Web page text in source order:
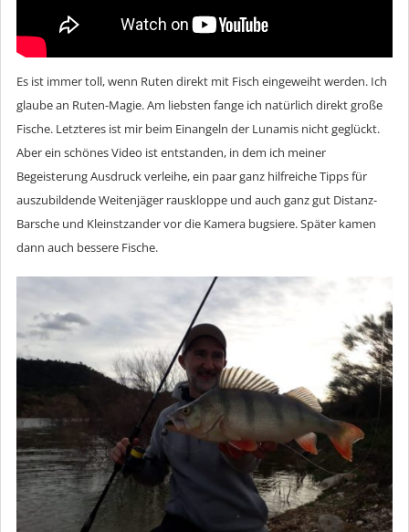
Es ist immer toll, wenn Ruten direkt mit Fisch eingeweiht werden. Ich
glaube an Ruten-Magie. Am liebsten fange ich natürlich direkt große
Fische. Letzteres ist mir beim Einangeln der Lunamis nicht geglückt.
Aber ein schönes Video ist entstanden, in dem ich meiner
Begeisterung Ausdruck verleihe, ein paar ganz hilfreiche Tipps für
auszubildende Weitenjäger rauskloppe und auch ganz gut Distanz-
Barsche und Kleinstzander vor die Kamera bugsiere. Später kamen
dann auch bessere Fische.